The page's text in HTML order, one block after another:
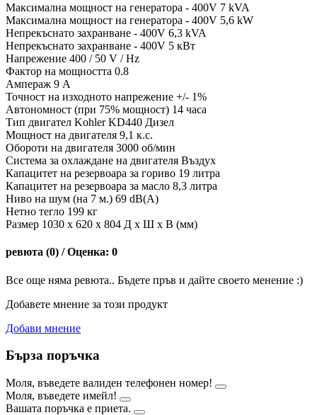
Максимална мощност на генератора - 400V 7 kVA
Максимална мощност на генератора - 400V 5,6 kW
Непрекъснато захранване - 400V 6,3 kVA
Непрекъснато захранване - 400V 5 кВт
Напрежение 400 / 50 V / Hz
Фактор на мощността 0.8
Ампераж 9 А
Точност на изходното напрежение +/- 1%
Автономност (при 75% мощност) 14 часа
Тип двигател Kohler KD440 Дизел
Мощност на двигателя 9,1 к.с.
Обороти на двигателя 3000 об/мин
Система за охлаждане на двигателя Въздух
Капацитет на резервоара за гориво 19 литра
Капацитет на резервоара за масло 8,3 литра
Ниво на шум (на 7 м.) 69 dB(A)
Нетно тегло 199 кг
Размер 1030 x 620 x 804 Д x Ш x В (мм)
ревюта (0) / Оценка: 0
Все още няма ревюта.. Бъдете пръв и дайте своето менение :)
Добавете мнение за този продукт
Добави мнение
Бърза поръчка
Моля, въведете валиден телефонен номер!
Моля, въведете имейл!
Вашата поръчка е приета.